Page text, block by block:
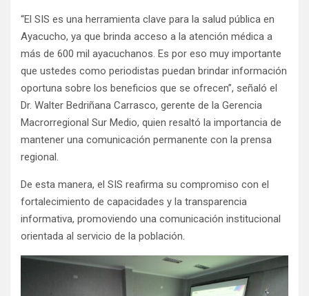
“El SIS es una herramienta clave para la salud pública en
Ayacucho, ya que brinda acceso a la atención médica a
más de 600 mil ayacuchanos. Es por eso muy importante
que ustedes como periodistas puedan brindar información
oportuna sobre los beneficios que se ofrecen”, señaló el
Dr. Walter Bedriñana Carrasco, gerente de la Gerencia
Macrorregional Sur Medio, quien resaltó la importancia de
mantener una comunicación permanente con la prensa
regional.
De esta manera, el SIS reafirma su compromiso con el
fortalecimiento de capacidades y la transparencia
informativa, promoviendo una comunicación institucional
orientada al servicio de la población.